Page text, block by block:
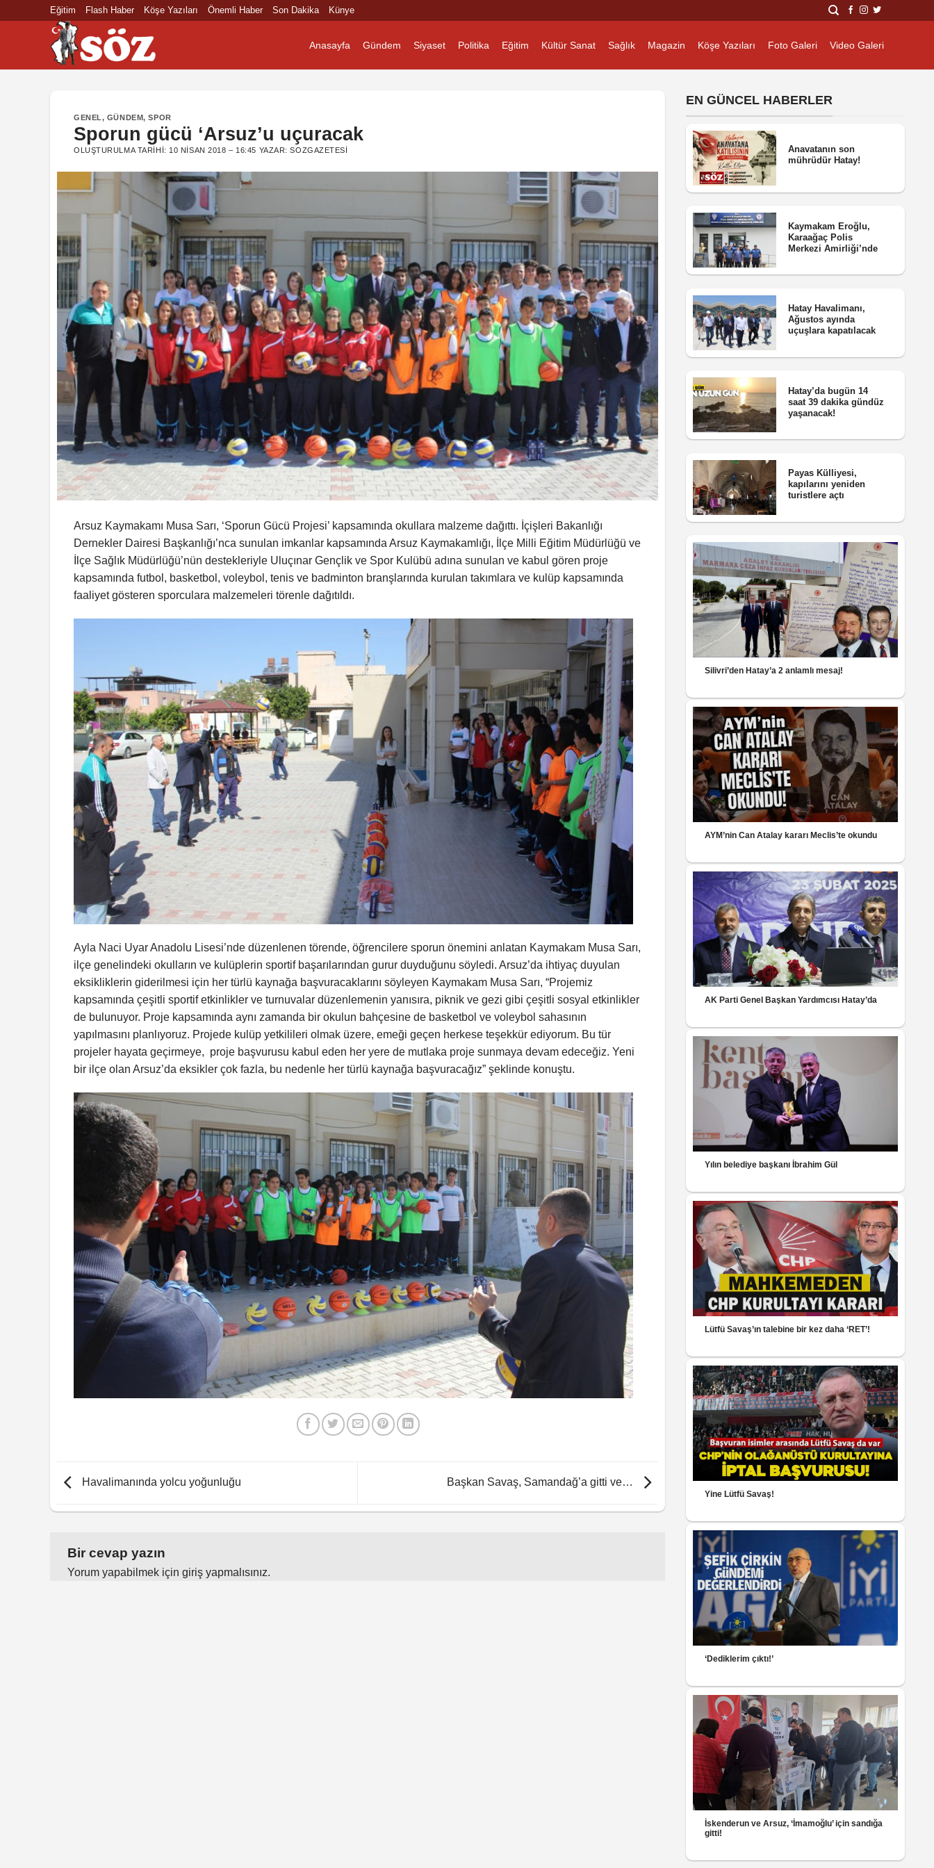
Eğitim Flash Haber Köşe Yazıları Önemli Haber Son Dakika Künye
Anasayfa Gündem Siyaset Politika Eğitim Kültür Sanat Sağlık Magazin Köşe Yazıları Foto Galeri Video Galeri
GENEL, GÜNDEM,SPOR
Sporun gücü ‘Arsuz’u uçuracak
OLUŞTURULMA TARIHI: 10 NISAN 2018 – 16:45 YAZAR:SOZGAZETESI
Arsuz Kaymakamı Musa Sarı, ‘Sporun Gücü Projesi’ kapsamında okullara malzeme dağıttı. İçişleri Bakanlığı
Dernekler Dairesi Başkanlığı’nca sunulan imkanlar kapsamında Arsuz Kaymakamlığı, İlçe Milli Eğitim Müdürlüğü ve
İlçe Sağlık Müdürlüğü’nün destekleriyle Uluçınar Gençlik ve Spor Kulübü adına sunulan ve kabul gören proje
kapsamında futbol, basketbol, voleybol, tenis ve badminton branşlarında kurulan takımlara ve kulüp kapsamında
faaliyet gösteren sporculara malzemeleri törenle dağıtıldı.
Ayla Naci Uyar Anadolu Lisesi’nde düzenlenen törende, öğrencilere sporun önemini anlatan Kaymakam Musa Sarı,
ilçe genelindeki okulların ve kulüplerin sportif başarılarından gurur duyduğunu söyledi. Arsuz’da ihtiyaç duyulan
eksikliklerin giderilmesi için her türlü kaynağa başvuracaklarını söyleyen Kaymakam Musa Sarı, “Projemiz
kapsamında çeşitli sportif etkinlikler ve turnuvalar düzenlemenin yanısıra, piknik ve gezi gibi çeşitli sosyal etkinlikler
de bulunuyor. Proje kapsamında aynı zamanda bir okulun bahçesine de basketbol ve voleybol sahasının
yapılmasını planlıyoruz. Projede kulüp yetkilileri olmak üzere, emeği geçen herkese teşekkür ediyorum. Bu tür
projeler hayata geçirmeye, proje başvurusu kabul eden her yere de mutlaka proje sunmaya devam edeceğiz. Yeni
bir ilçe olan Arsuz’da eksikler çok fazla, bu nedenle her türlü kaynağa başvuracağız” şeklinde konuştu.
Havalimanında yolcu yoğunluğu Başkan Savaş, Samandağ’a gitti ve…
Bir cevap yazın
Yorum yapabilmek için giriş yapmalısınız.
EN GÜNCEL HABERLER
Anavatanın son
mührüdür Hatay!
Kaymakam Eroğlu,
Karaağaç Polis
Merkezi Amirliği’nde
Hatay Havalimanı,
Ağustos ayında
uçuşlara kapatılacak
Hatay’da bugün 14
saat 39 dakika gündüz
yaşanacak!
Payas Külliyesi,
kapılarını yeniden
turistlere açtı
Silivri’den Hatay’a 2 anlamlı mesaj!
AYM’nin Can Atalay kararı Meclis’te okundu
AK Parti Genel Başkan Yardımcısı Hatay’da
Yılın belediye başkanı İbrahim Gül
Lütfü Savaş’ın talebine bir kez daha ‘RET’!
Yine Lütfü Savaş!
‘Dediklerim çıktı!’
İskenderun ve Arsuz, ‘İmamoğlu’ için sandığa
gitti!